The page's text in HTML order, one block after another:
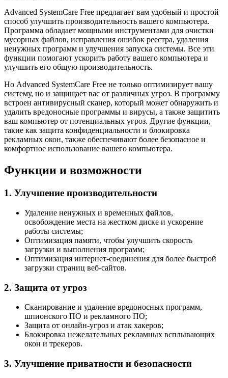
Advanced SystemCare Free предлагает вам удобный и простой
способ улучшить производительность вашего компьютера.
Программа обладает мощными инструментами для очистки
мусорных файлов, исправления ошибок реестра, удаления
ненужных программ и улучшения запуска системы. Все эти
функции помогают ускорить работу вашего компьютера и
улучшить его общую производительность.
Но Advanced SystemCare Free не только оптимизирует вашу
систему, но и защищает вас от различных угроз. В программу
встроен антивирусный сканер, который может обнаружить и
удалить вредоносные программы и вирусы, а также защитить
ваш компьютер от потенциальных угроз. Другие функции,
такие как защита конфиденциальности и блокировка
рекламных окон, также обеспечивают более безопасное и
комфортное использование вашего компьютера.
Функции и возможности
1. Улучшение производительности
Удаление ненужных и временных файлов,
освобождение места на жестком диске и ускорение
работы системы;
Оптимизация памяти, чтобы улучшить скорость
загрузки и выполнения программ;
Оптимизация интернет-соединения для более быстрой
загрузки страниц веб-сайтов.
2. Защита от угроз
Сканирование и удаление вредоносных программ,
шпионского ПО и рекламного ПО;
Защита от онлайн-угроз и атак хакеров;
Блокировка нежелательных рекламных всплывающих
окон и трекеров.
3. Улучшение приватности и безопасности